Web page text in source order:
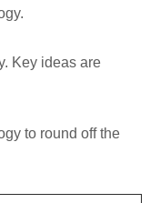
Key ideas are
to round off the